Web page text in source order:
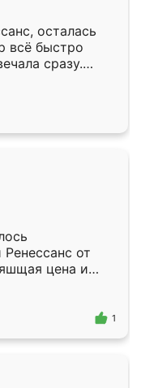
здесь.
осталась
всё быстро
сразу.
подошёл к
Собрали
даже
от
цена и
Приехавший
самый
1